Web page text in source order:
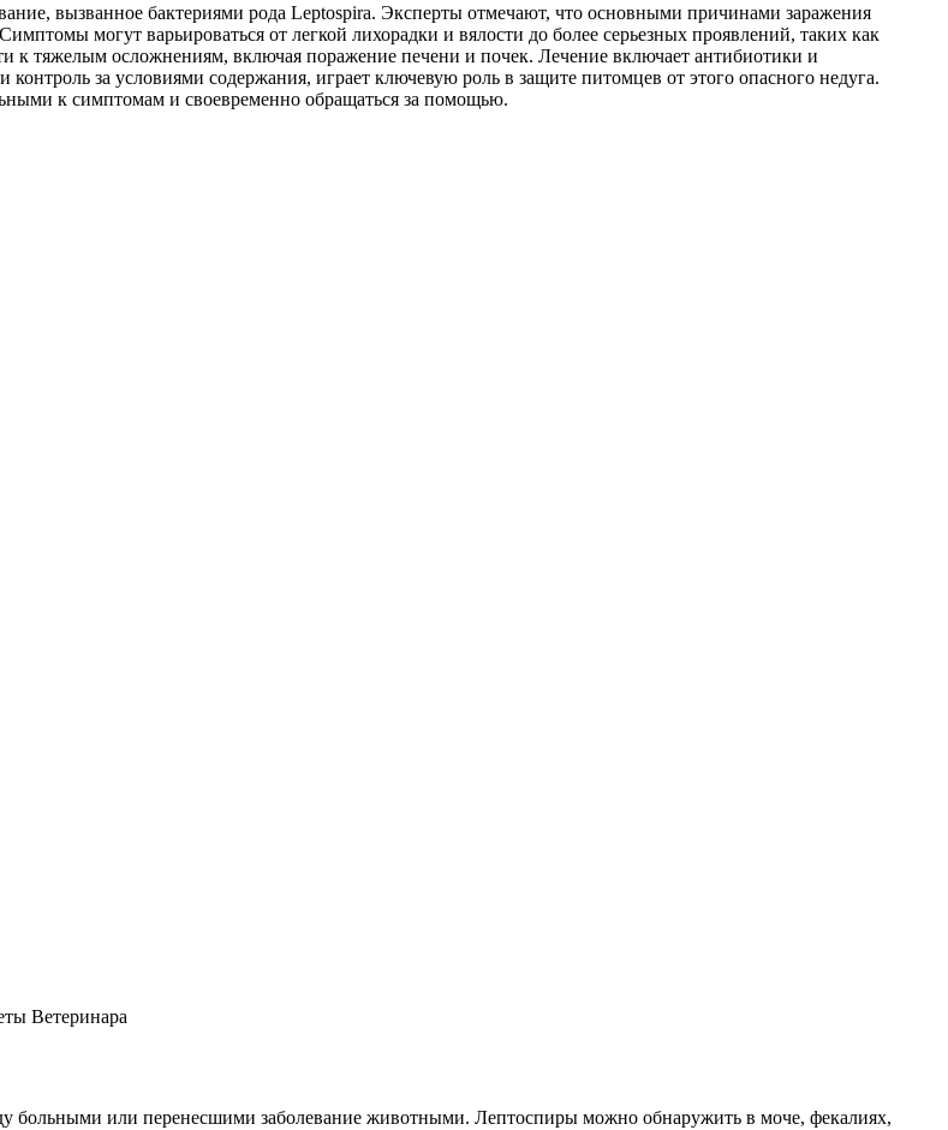
вызванное бактериями рода Leptospira. Эксперты отмечают, что основными причинами заражения
могут варьироваться от легкой лихорадки и вялости до более серьезных проявлений, таких как
к тяжелым осложнениям, включая поражение печени и почек. Лечение включает антибиотики и
за условиями содержания, играет ключевую роль в защите питомцев от этого опасного недуга.
к симптомам и своевременно обращаться за помощью.
Ветеринара
больными или перенесшими заболевание животными. Лептоспиры можно обнаружить в моче, фекалиях,